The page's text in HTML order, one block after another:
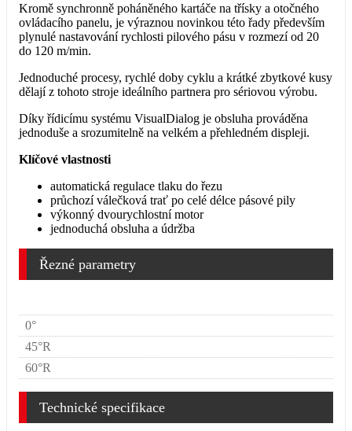
Kromě synchronně poháněného kartáče na třísky a otočného
ovládacího panelu, je výraznou novinkou této řady především
plynulé nastavování rychlosti pilového pásu v rozmezí od 20
do 120 m/min.
Jednoduché procesy, rychlé doby cyklu a krátké zbytkové kusy
dělají z tohoto stroje ideálního partnera pro sériovou výrobu.
Díky řídicímu systému VisualDialog je obsluha prováděna
jednoduše a srozumitelně na velkém a přehledném displeji.
Klíčové vlastnosti
automatická regulace tlaku do řezu
průchozí válečková trať po celé délce pásové pily
výkonný dvourychlostní motor
jednoduchá obsluha a údržba
Řezné parametry
0°
45°R
60°R
Technické specifikace